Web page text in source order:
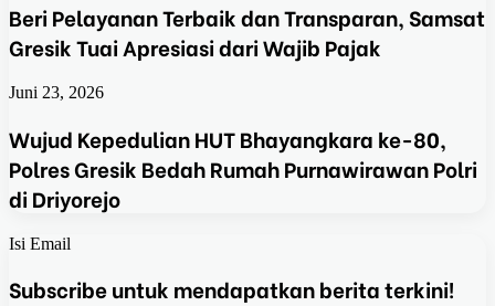
Beri Pelayanan Terbaik dan Transparan, Samsat
Gresik Tuai Apresiasi dari Wajib Pajak
Juni 23, 2026
Wujud Kepedulian HUT Bhayangkara ke-80,
Polres Gresik Bedah Rumah Purnawirawan Polri
di Driyorejo
Isi Email
Subscribe untuk mendapatkan berita terkini!